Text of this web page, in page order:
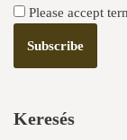
Please accept
Keresés